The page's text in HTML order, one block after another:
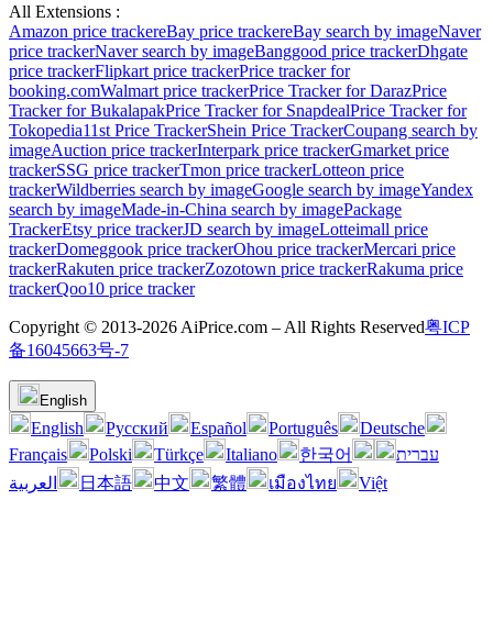
All Extensions :
Amazon price trackereBay price trackereBay search by imageNaver
price trackerNaver search by imageBanggood price trackerDhgate
price trackerFlipkart price trackerPrice tracker for
booking.comWalmart price trackerPrice Tracker for DarazPrice
Tracker for BukalapakPrice Tracker for SnapdealPrice Tracker for
Tokopedia11st Price TrackerShein Price TrackerCoupang search by
imageAuction price trackerInterpark price trackerGmarket price
trackerSSG price trackerTmon price trackerLotteon price
trackerWildberries search by imageGoogle search by imageYandex
search by imageMade-in-China search by imagePackage
TrackerEtsy price trackerJD search by imageLotteimall price
trackerDomeggook price trackerOhou price trackerMercari price
trackerRakuten price trackerZozotown price trackerRakuma price
trackerQoo10 price tracker
Copyright © 2013-2026 AiPrice.com – All Rights Reserved粤ICP
备16045663号-7
English
English Pусский Español Português
Deutsche
Français
Polski Türkçe Italiano 한국어
עברית
العربية
日本語 中文 繁體 เมืองไทย Việt